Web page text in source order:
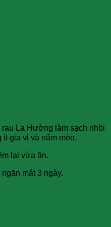
La Hường làm sạch nhồi
gia vị và nấm mèo.
lại vừa ăn.
mát 3 ngày.